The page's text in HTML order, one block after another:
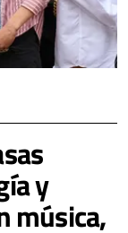
y
música,